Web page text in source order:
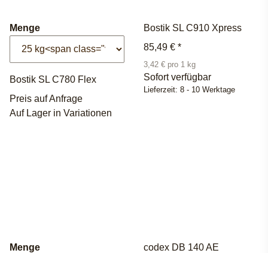
Menge
Bostik SL C780 Flex
Preis auf Anfrage
Auf Lager in Variationen
Bostik SL C910 Xpress
85,49 € *
3,42 € pro 1 kg
Sofort verfügbar
Lieferzeit: 8 - 10 Werktage
Menge
codex DB 140 AE